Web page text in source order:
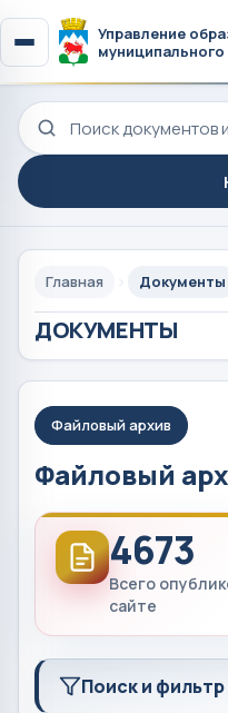
Управление
муниципального
Поиск по сайту
Главная Документы
ДОКУМЕНТЫ
Файловый архив
Файловый
4673
Всего
сайте
Поиск и